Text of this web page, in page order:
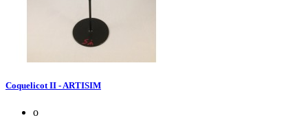
Coquelicot II - ARTISIM
o